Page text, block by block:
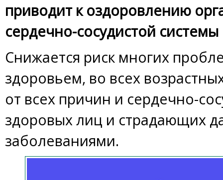
приводит к оздоровлению
сердечно-сосудистой системы
Снижается риск многих
здоровьем, во всех
от всех причин и сердечно-
здоровых лиц и страдающих
заболеваниями.